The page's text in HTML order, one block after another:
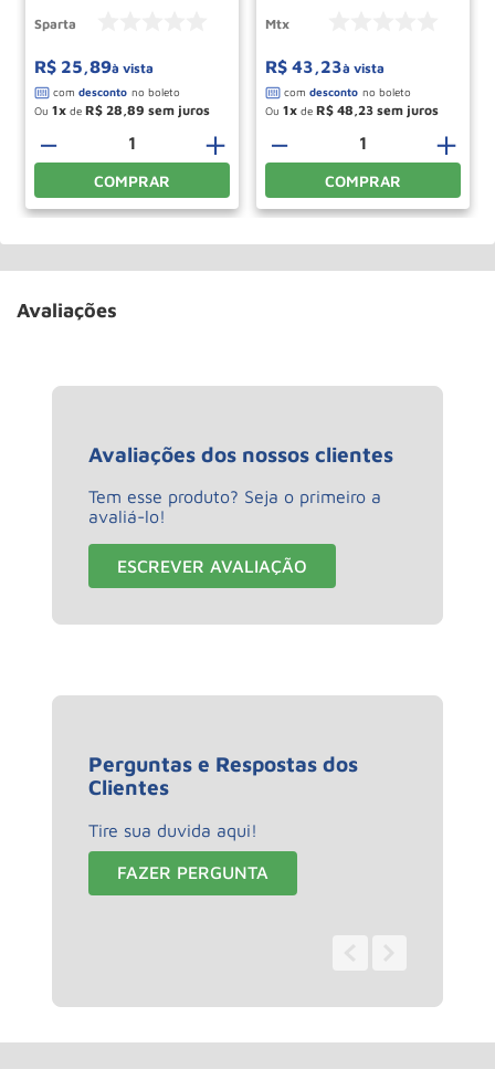
SPARTA
Sparta
R$ 25,89à vista
Ou 1 de R$ 28,89
＋
－
COMPRAR
Mtx
R$ 43,23à vista
Ou 1 de R$ 48,23
＋
－
COMPRAR
Avaliações
Avaliações dos nossos clientes
Tem esse produto? Seja o primeiro a
avaliá-lo!
ESCREVER AVALIAÇÃO
Perguntas e Respostas dos
Clientes
Tire sua duvida aqui!
FAZER PERGUNTA